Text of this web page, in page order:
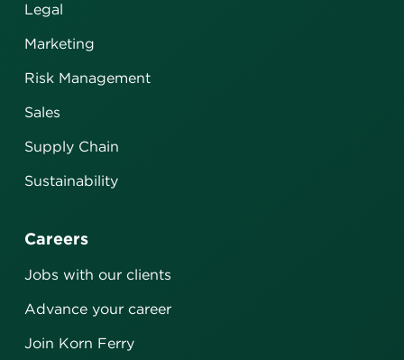
Legal
Marketing
Risk Management
Sales
Supply Chain
Sustainability
Careers
Jobs with our clients
Advance your career
Join Korn Ferry